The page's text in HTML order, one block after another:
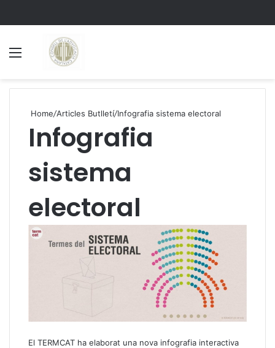
Home/Articles Butlletí/Infografia sistema electoral
Infografia
sistema
electoral
El TERMCAT ha elaborat una nova infografia interactiva